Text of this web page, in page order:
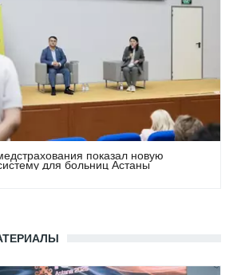
показал новую
для больниц Астаны